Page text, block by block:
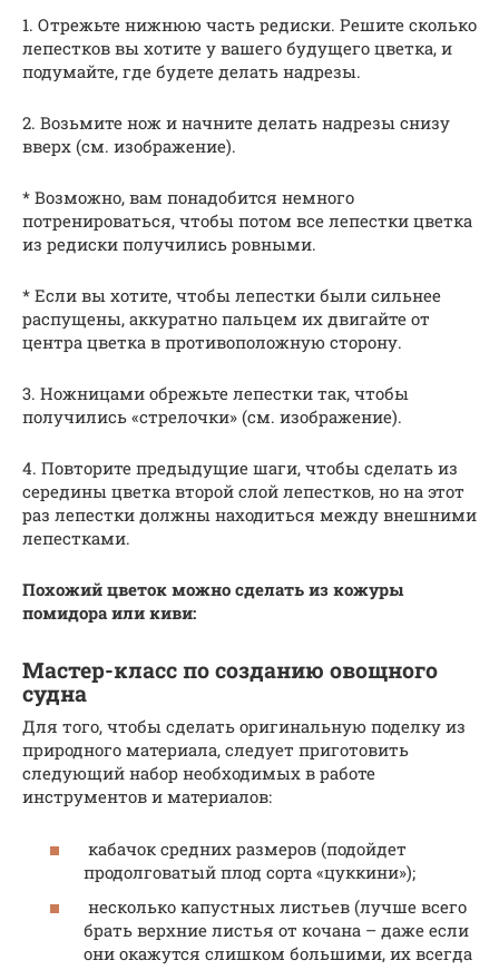
1. Отрежьте нижнюю часть редиски. Решите сколько
лепестков вы хотите у вашего будущего цветка, и
подумайте, где будете делать надрезы.
2. Возьмите нож и начните делать надрезы снизу
вверх (см. изображение).
* Возможно, вам понадобится немного
потренироваться, чтобы потом все лепестки цветка
из редиски получились ровными.
* Если вы хотите, чтобы лепестки были сильнее
распущены, аккуратно пальцем их двигайте от
центра цветка в противоположную сторону.
3. Ножницами обрежьте лепестки так, чтобы
получились «стрелочки» (см. изображение).
4. Повторите предыдущие шаги, чтобы сделать из
середины цветка второй слой лепестков, но на этот
раз лепестки должны находиться между внешними
лепестками.
Похожий цветок можно сделать из кожуры
помидора или киви:
Мастер-класс по созданию овощного
судна
Для того, чтобы сделать оригинальную поделку из
природного материала, следует приготовить
следующий набор необходимых в работе
инструментов и материалов:
кабачок средних размеров (подойдет
продолговатый плод сорта «цуккини»);
несколько капустных листьев (лучше всего
брать верхние листья от кочана – даже если
они окажутся слишком большими, их всегда